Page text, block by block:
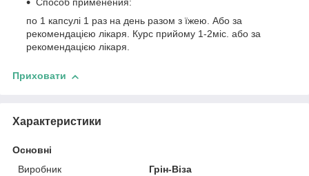
Cпособ применения:
по 1 капсулі 1 раз на день разом з їжею. Або за
рекомендацією лікаря. Курс прийому 1-2міс. або за
рекомендацією лікаря.
Приховати
Характеристики
Основні
Виробник
Грін-Віза